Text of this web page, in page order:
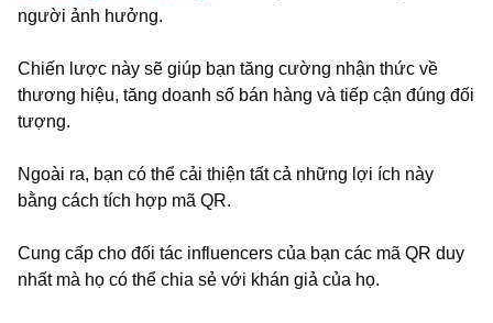
người ảnh hưởng.
Chiến lược này sẽ giúp bạn tăng cường nhận thức về
thương hiệu, tăng doanh số bán hàng và tiếp cận đúng đối
tượng.
Ngoài ra, bạn có thể cải thiện tất cả những lợi ích này
bằng cách tích hợp mã QR.
Cung cấp cho đối tác influencers của bạn các mã QR duy
nhất mà họ có thể chia sẻ với khán giả của họ.